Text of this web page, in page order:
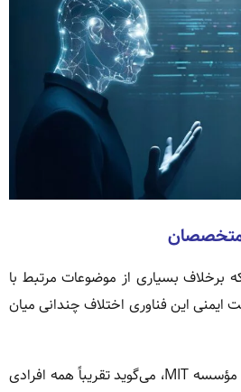
متخصصان
برخلاف بسیاری از موضوعات مرتبط با
این فناوری اختلاف چندانی میان
«استیون کاسپر»، پژوهشگر مؤسسه MIT، می‌گوید تقریباً همه افرادی